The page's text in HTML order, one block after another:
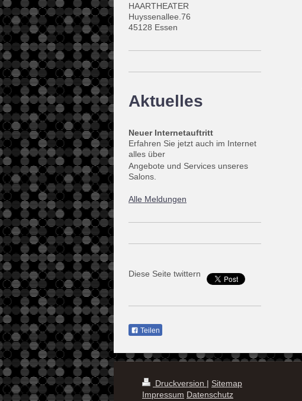
HAARTHEATER
Huyssenallee.76
45128 Essen
Aktuelles
Neuer Internetauftritt
Erfahren Sie jetzt auch im Internet
alles über
Angebote und Services unseres
Salons.
Alle Meldungen
Diese Seite twittern
Teilen
Druckversion | Sitemap
Impressum Datenschutz